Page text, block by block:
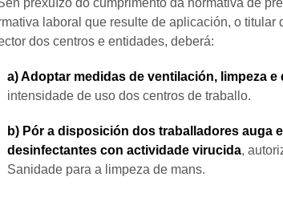
prexuízo do cumprimento da normativa de
laboral que resulte de aplicación, o
dos centros e entidades, deberá:
a) Adoptar medidas de ventilación, limpeza e
intensidade de uso dos centros de traballo.
b) Pór a disposición dos traballadores auga
desinfectantes con actividade virucida,
Sanidade para a limpeza de mans.